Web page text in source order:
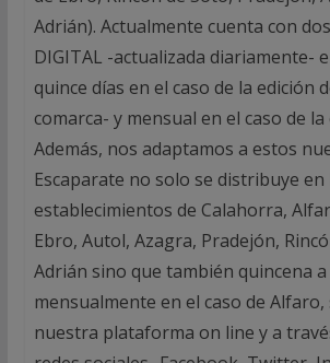
Adrián). Actualmente cuenta con
DIGITAL -actualizada diariamente- e
quince días en el caso de la edición
comarca- y mensual en el caso de
Además, nos adaptamos a estos
Escaparate no solo se distribuye
establecimientos de Calahorra,
Ebro, Autol, Azagra, Pradejón,
Adrián sino que también quincena
mensualmente en el caso de Alfaro,
nuestra plataforma on line y a